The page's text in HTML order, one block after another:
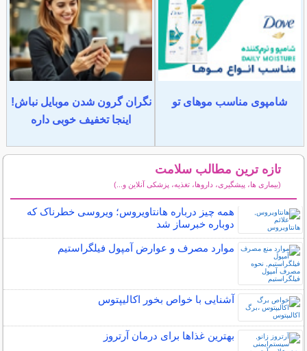
شامپوی مناسب موهای تو
نگران گرون شدن موبایل نباش!
اینجا تخفیف خوبی داره
تازه ترین مطالب سلامت
(بیماری ها، پیشگیری، داروها، تغذیه، پزشکی آنلاین و...)
همه چیز درباره هانتاویروس؛ ویروسی خطرناک که
دوباره خبرساز شد
موارد مصرف و عوارض آمپول فیلگراستیم
آشنایی با خواص بخور اکالیپتوس
بهترین غذاها برای درمان آرتروز